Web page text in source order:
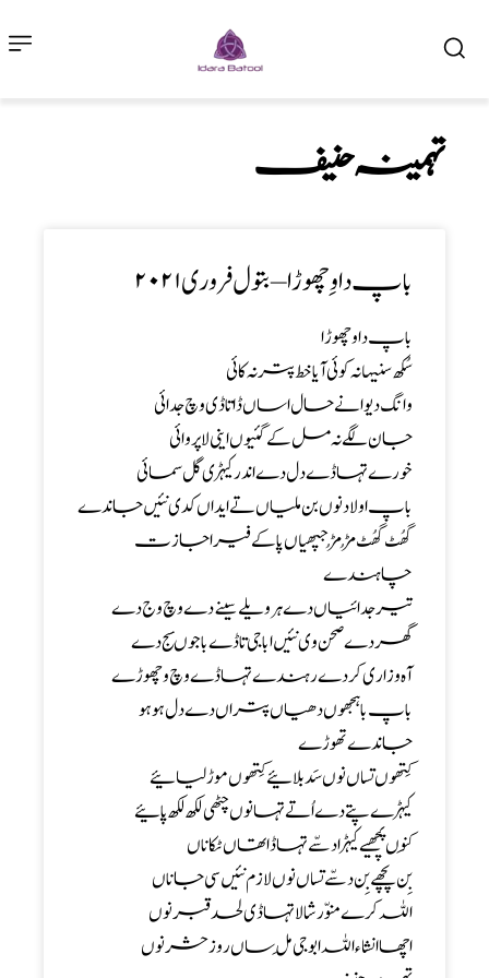
تہمینہ حنیف
باپ دا وِچھوڑا – بتول فروری ۲۰۲۱
باپ دا وچھوڑا
سُکھ سنیہا نہ کوئی آیا خط پتر نہ کائی
وانگ دیوانے حال اساں ڈا تاڈی وچ جدائی
جان لگے نہ مل کے گئیوں اینی لا پروائی
خورے تہاڈے دل دے اندر کیہڑی گل سمائی
باپ اولاد نوں بن ملیاں تے ایداں کدی نئیں جاندے
گھُٹ گھُٹ مُڑ مُڑجپھیاں پا کے فیر اجازت
چاہندے
تیر جدائیاں دے ہر ویلے سینے دے وچ وج دے
گھر دے صحن وی نئیں ابا جی تاڈے باجوںسج دے
آہ و زاری کردے رہندے تہاڈے وچ وچھوڑے
باپ باہجھوں دھیاں پتراں دے دل ہو ہو
جاندے تھوڑے
کِتھوں تساں نوں سَد بلائیے کِتھوں موڑ لیائیے
کیہڑے پتے دے اُتے تہانوں چٹھی لکھ لکھ پائیے
کِنوں پچھیے کیہڑا دسّے تہاڈا تھاں ٹکاناں
بِن پچھے بِن دسّے تساں نوں لازم نئیں سی جاناں
اللہ کرے منوّر شالا تہاڈی لحد قبر نوں
اچھا انشاء اللہ ابو جی مِل ساں روز حشر نوں